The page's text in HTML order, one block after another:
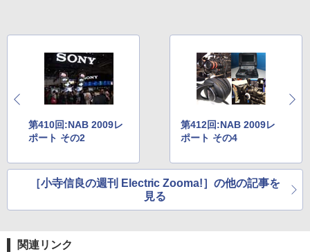
第410回:NAB 2009レ
ポート その2
第412回:NAB 2009レ
ポート その4
［小寺信良の週刊 Electric Zooma!］の他の記事を
見る
関連リンク